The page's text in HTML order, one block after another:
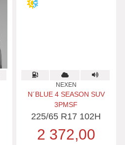
NEXEN
N´BLUE 4 SEASON SUV
3PMSF
225/65 R17 102H
2 372,00